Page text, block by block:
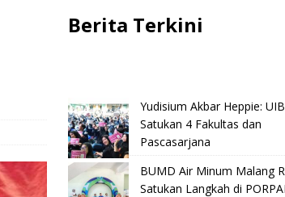
Berita Terkini
Yudisium Akbar Heppie:
Satukan 4 Fakultas dan
Pascasarjana
BUMD Air Minum Malang
Satukan Langkah di